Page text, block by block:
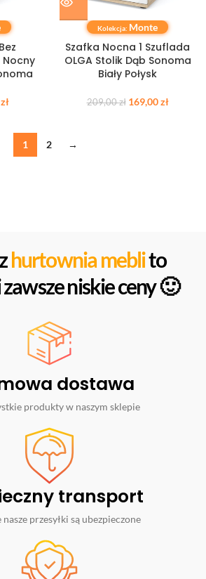
Nocny
zł
Kolekcja: Monte
Szafka Nocna 1 Szuflada
OLGA Stolik Dąb Sonoma
Biały Połysk
209,00zł 169,00zł
1 2 →
hurtownia meblito
niskie ceny 🙂
dostawa
produkty w naszym sklepie
transport
przesyłki są ubezpieczone